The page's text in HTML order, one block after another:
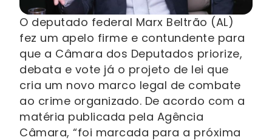
O deputado federal Marx Beltrão (AL)
fez um apelo firme e contundente para
que a Câmara dos Deputados priorize,
debata e vote já o projeto de lei que
cria um novo marco legal de combate
ao crime organizado. De acordo com a
matéria publicada pela Agência
Câmara, “foi marcada para a próxima